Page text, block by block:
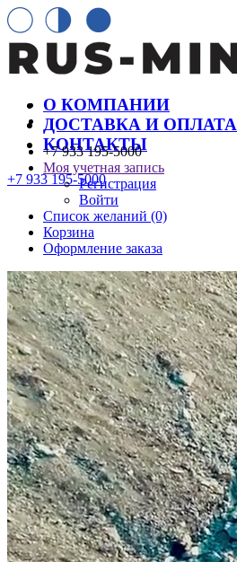
О КОМПАНИИ
ДОСТАВКА И ОПЛАТА
КОНТАКТЫ
+7 933 195-5000
+7 933 195-5000
Моя учетная запись
Регистрация
Войти
Список желаний (0)
Корзина
Оформление заказа